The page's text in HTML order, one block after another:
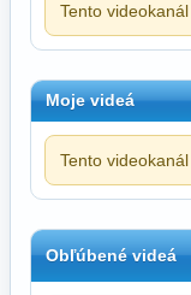
Tento
Moje videá
Tento
Obľúbené videá